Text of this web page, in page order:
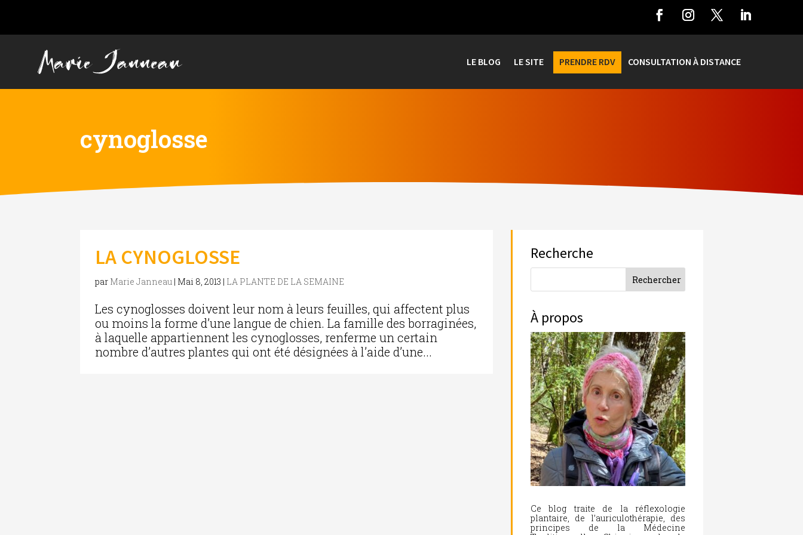
LE BLOG LE SITE PRENDRE RDV CONSULTATION À DISTANCE
cynoglosse
LA CYNOGLOSSE
par Marie Janneau | Mai 8, 2013 | LA PLANTE DE LA SEMAINE
Les cynoglosses doivent leur nom à leurs feuilles, qui affectent plus
ou moins la forme d’une langue de chien. La famille des borraginées,
à laquelle appartiennent les cynoglosses, renferme un certain
nombre d’autres plantes qui ont été désignées à l’aide d’une...
Recherche
À propos
Ce blog traite de la réflexologie
plantaire, de l’auriculothérapie, des
principes de la Médecine